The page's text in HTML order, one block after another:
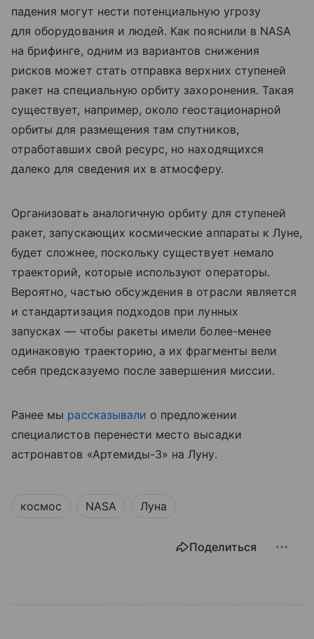
падения могут нести потенциальную угрозу
для оборудования и людей. Как пояснили в NASA
на брифинге, одним из вариантов снижения
рисков может стать отправка верхних ступеней
ракет на специальную орбиту захоронения. Такая
существует, например, около геостационарной
орбиты для размещения там спутников,
отработавших свой ресурс, но находящихся
далеко для сведения их в атмосферу.
Организовать аналогичную орбиту для ступеней
ракет, запускающих космические аппараты к Луне,
будет сложнее, поскольку существует немало
траекторий, которые используют операторы.
Вероятно, частью обсуждения в отрасли является
и стандартизация подходов при лунных
запусках — чтобы ракеты имели более-менее
одинаковую траекторию, а их фрагменты вели
себя предсказуемо после завершения миссии.
Ранее мы рассказывали о предложении
специалистов перенести место высадки
астронавтов «Артемиды-3» на Луну.
космос NASA Луна
Поделиться